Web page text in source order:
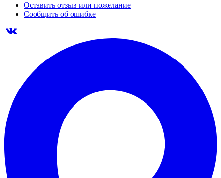
Оставить отзыв или пожелание
Сообщить об ошибке